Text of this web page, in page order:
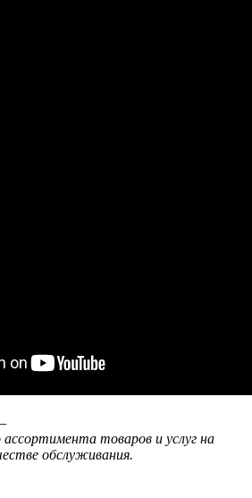
товаров и услуг на
обслуживания.